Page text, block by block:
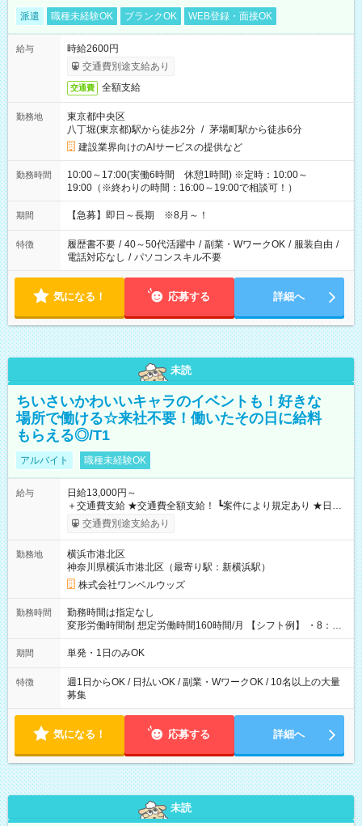
派遣 職種未経験OK ブランクOK WEB登録・面接OK
給与
時給2600円
交通費別途支給あり
交通費 全額支給
勤務地
東京都中央区
八丁堀(東京都)駅から徒歩2分 / 茅場町駅から徒歩6分
建設業界向けのAIサービスの提供など
勤務時間
10:00～17:00(実働6時間 休憩1時間) ※定時：10:00～
19:00（※終わりの時間：16:00～19:00で相談可！）
期間 【急募】即日～長期 ※8月～！
特徴 履歴書不要 / 40～50代活躍中 / 副業・WワークOK / 服装自由 /
電話対応なし / パソコンスキル不要
気になる！ 応募する 詳細へ
未読
ちいさいかわいいキャラのイベントも！好きな
場所で働ける☆来社不要！働いたその日に給料
もらえる◎/T1
アルバイト 職種未経験OK
給与
日給13,000円～
＋交通費支給 ★交通費全額支給！ ┗案件により規定あり ★日払
いOK！（規定あり） ┗働いたその日に現金GET♪ お仕事後はコ
ンビニATMから 日払い分を引き落とせます！ 【試用期間】試
交通費別途支給あり
勤務地
横浜市港北区
神奈川県横浜市港北区（最寄り駅：新横浜駅）
株式会社ワンベルウッズ
勤務時間
勤務時間は指定なし
変形労働時間制 想定労働時間160時間/月 【シフト例】 ・8：00
～21：00
期間 単発・1日のみOK
特徴
週1日からOK / 日払いOK / 副業・WワークOK / 10名以上の大量
募集
気になる！ 応募する 詳細へ
未読